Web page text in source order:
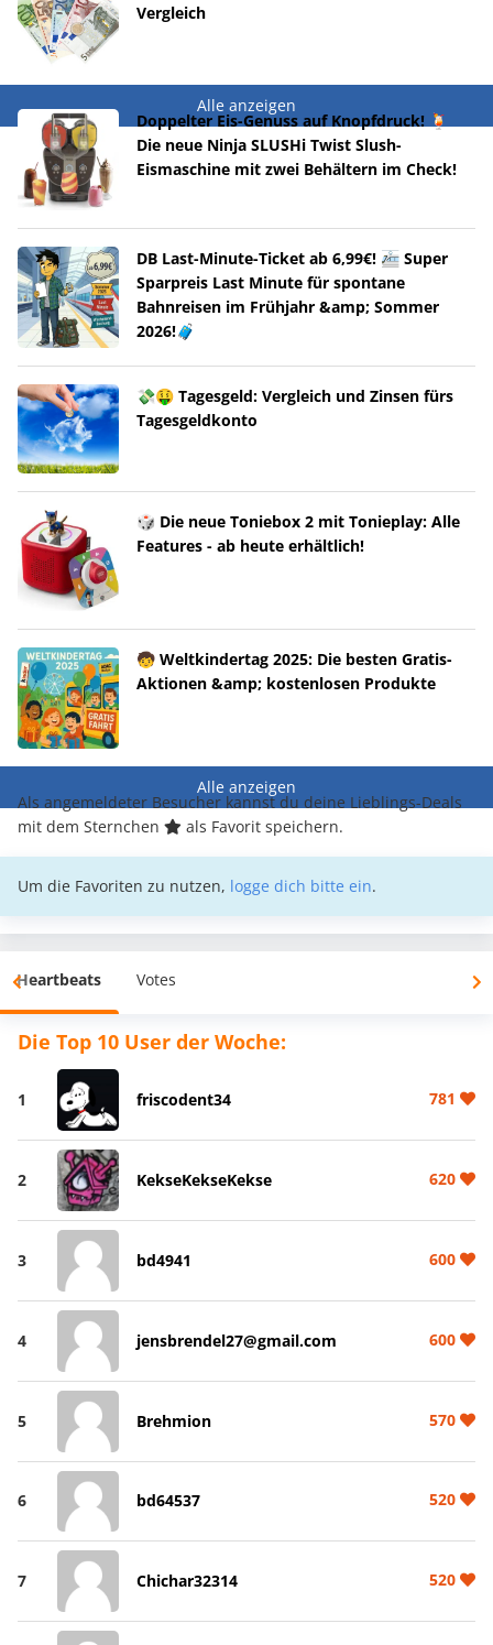
Vergleich
Alle anzeigen
Doppelter Eis-Genuss auf Knopfdruck! 🍹
Die neue Ninja SLUSHi Twist Slush-
Eismaschine mit zwei Behältern im Check!
DB Last-Minute-Ticket ab 6,99€! 🚈 Super
Sparpreis Last Minute für spontane
Bahnreisen im Frühjahr &amp; Sommer
2026!🧳
💸🤑 Tagesgeld: Vergleich und Zinsen fürs
Tagesgeldkonto
🎲 Die neue Toniebox 2 mit Tonieplay: Alle
Features - ab heute erhältlich!
🧒 Weltkindertag 2025: Die besten Gratis-
Aktionen &amp; kostenlosen Produkte
Alle anzeigen
Als angemeldeter Besucher kannst du deine Lieblings-Deals
mit dem Sternchen
als Favorit speichern.
Um die Favoriten zu nutzen, logge dich bitte ein.
Heartbeats Votes
Die Top 10 User der Woche:
1 friscodent34 781
2 KekseKekseKekse 620
3 bd4941 600
4 jensbrendel27@gmail.com 600
5 Brehmion 570
6 bd64537 520
7 Chichar32314 520